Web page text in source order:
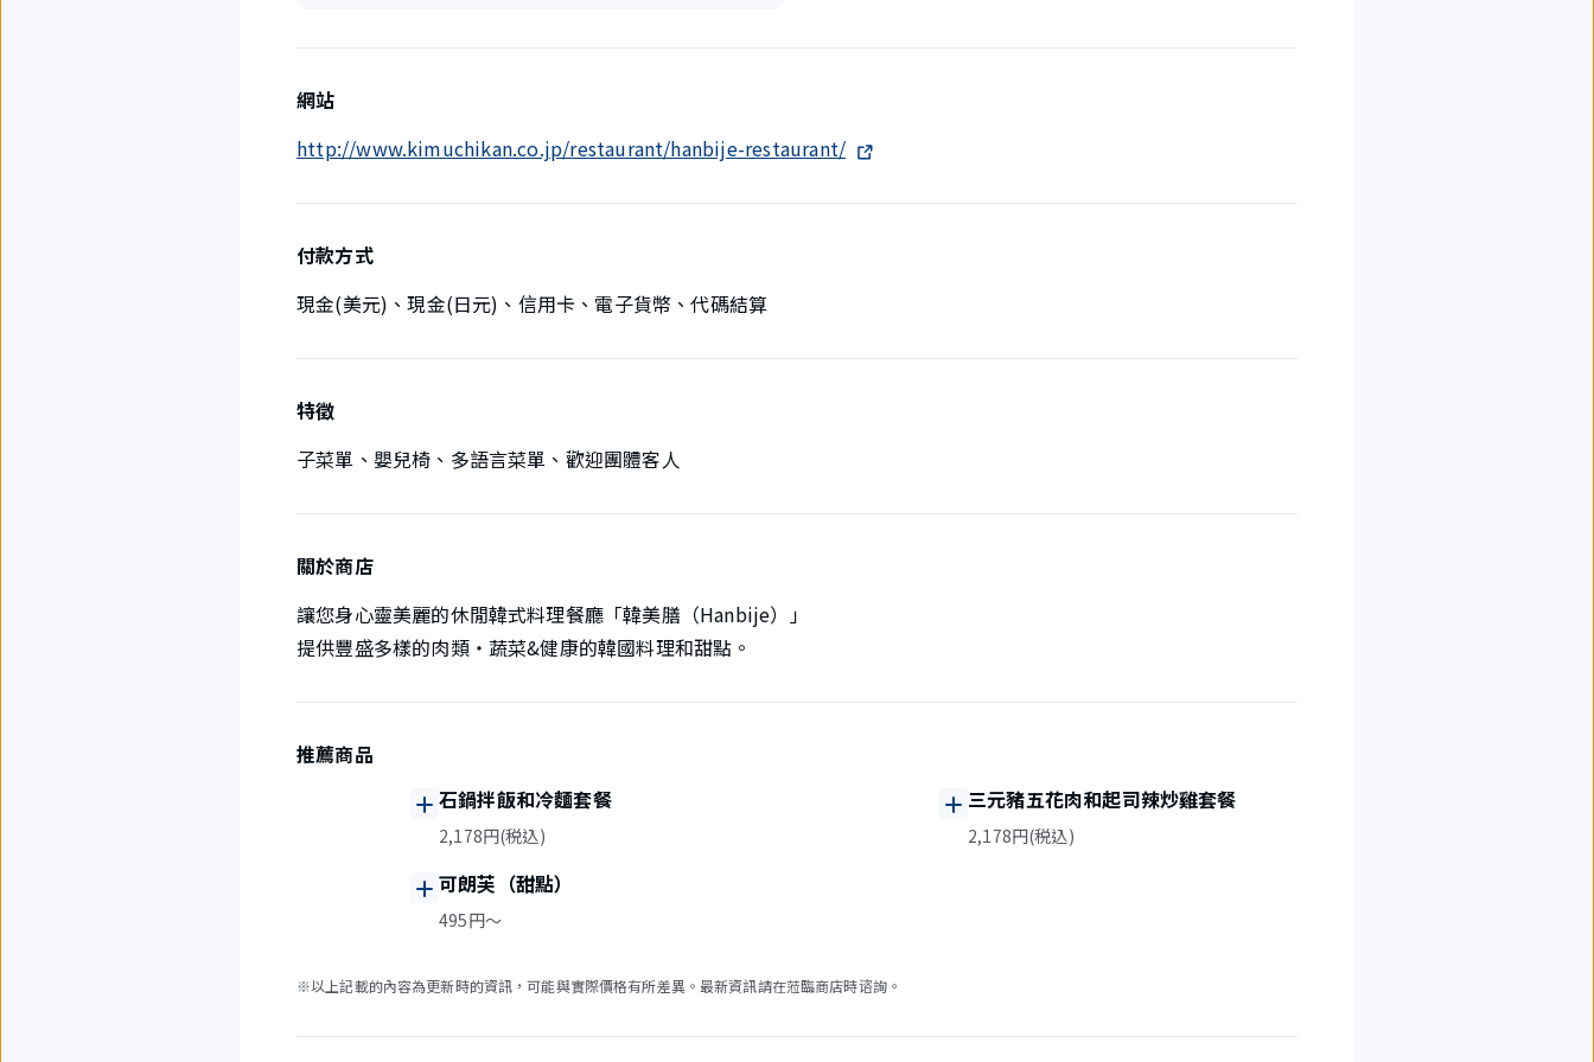
網站
http://www.kimuchikan.co.jp/restaurant/hanbije-restaurant/
付款方式
現金(美元)、現金(日元)、信用卡、電子貨幣、代碼結算
特徵
子菜單、嬰兒椅、多語言菜單、歡迎團體客人
關於商店
讓您身心靈美麗的休閒韓式料理餐廳「韓美膳（Hanbije）」
提供豐盛多樣的肉類・蔬菜&健康的韓國料理和甜點。
推薦商品
石鍋拌飯和冷麵套餐
2,178円(税込)
三元豬五花肉和起司辣炒雞套餐
2,178円(税込)
可朗芙（甜點）
495円〜
※以上記載的內容為更新時的資訊，可能與實際價格有所差異。最新資訊請在蒞臨商店時谘詢。